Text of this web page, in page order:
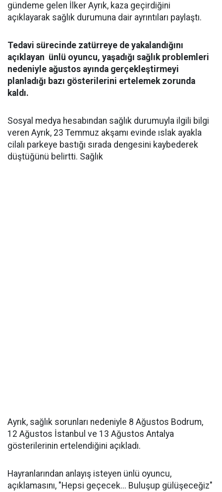
gündeme gelen İlker Ayrık, kaza geçirdiğini
açıklayarak sağlık durumuna dair ayrıntıları paylaştı.
Tedavi sürecinde zatürreye de yakalandığını
açıklayan ünlü oyuncu, yaşadığı sağlık problemleri
nedeniyle ağustos ayında gerçekleştirmeyi
planladığı bazı gösterilerini ertelemek zorunda
kaldı.
Sosyal medya hesabından sağlık durumuyla ilgili bilgi
veren Ayrık, 23 Temmuz akşamı evinde ıslak ayakla
cilalı parkeye bastığı sırada dengesini kaybederek
düştüğünü belirtti. Sağlık
Ayrık, sağlık sorunları nedeniyle 8 Ağustos Bodrum,
12 Ağustos İstanbul ve 13 Ağustos Antalya
gösterilerinin ertelendiğini açıkladı.
Hayranlarından anlayış isteyen ünlü oyuncu,
açıklamasını, "Hepsi geçecek... Buluşup gülüşeceğiz"